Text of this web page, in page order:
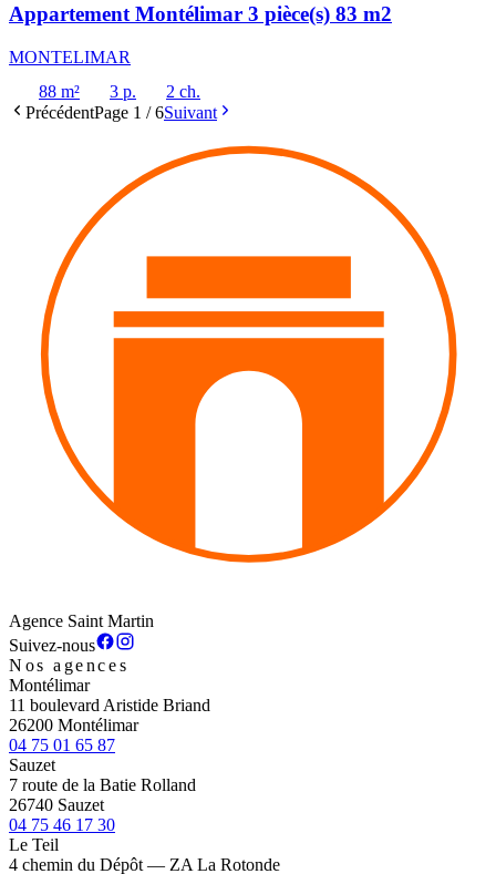
Appartement Montélimar 3 pièce(s) 83 m2
MONTELIMAR
88 m²
3 p.
2 ch.
PrécédentPage 1 /6Suivant
Agence Saint Martin
Suivez-nous
Nos agences
Montélimar
11 boulevard Aristide Briand
26200 Montélimar
04 75 01 65 87
Sauzet
7 route de la Batie Rolland
26740 Sauzet
04 75 46 17 30
Le Teil
4 chemin du Dépôt — ZA La Rotonde